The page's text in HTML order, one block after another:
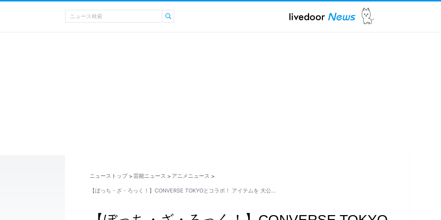
ニューストップ > 芸能ニュース > アニメニュース >
【ぼっち・ざ・ろっく！】CONVERSE TOKYOとコラボ！ アイテムを 大公…